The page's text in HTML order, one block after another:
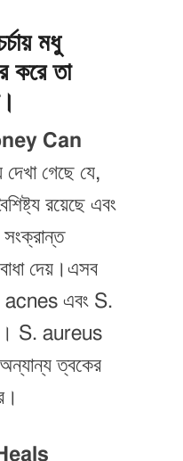
মধু
করে তা
Can
দেখা গেছে যে,
রয়েছে এবং
দেয়।এসব
acnes এবং S.
S. aureus
অন্যান্য ত্বকের
Heals